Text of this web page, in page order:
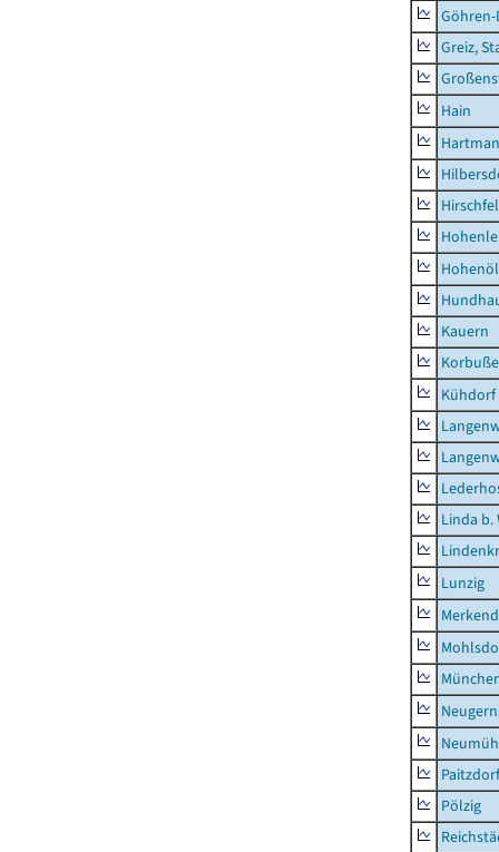
Greiz,
Hain
Kauern
Kühdorf
Linda b.
Lunzig
Paitzdorf
Pölzig